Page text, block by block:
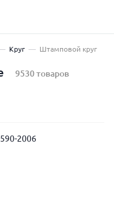
Круг Штамповой круг
9530 товаров
2006